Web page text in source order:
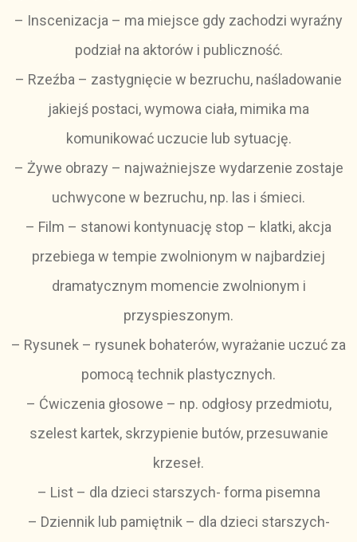
– Inscenizacja – ma miejsce gdy zachodzi wyraźny
podział na aktorów i publiczność.
– Rzeźba – zastygnięcie w bezruchu, naśladowanie
jakiejś postaci, wymowa ciała, mimika ma
komunikować uczucie lub sytuację.
– Żywe obrazy – najważniejsze wydarzenie zostaje
uchwycone w bezruchu, np. las i śmieci.
– Film – stanowi kontynuację stop – klatki, akcja
przebiega w tempie zwolnionym w najbardziej
dramatycznym momencie zwolnionym i
przyspieszonym.
– Rysunek – rysunek bohaterów, wyrażanie uczuć za
pomocą technik plastycznych.
– Ćwiczenia głosowe – np. odgłosy przedmiotu,
szelest kartek, skrzypienie butów, przesuwanie
krzeseł.
– List – dla dzieci starszych- forma pisemna
– Dziennik lub pamiętnik – dla dzieci starszych-